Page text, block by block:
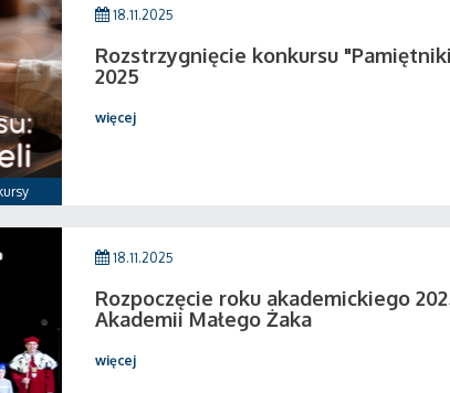
18.11.2025
Rozstrzygnięcie konkursu
2025
więcej
18.11.2025
Rozpoczęcie roku akademickiego
Akademii Małego Żaka
więcej